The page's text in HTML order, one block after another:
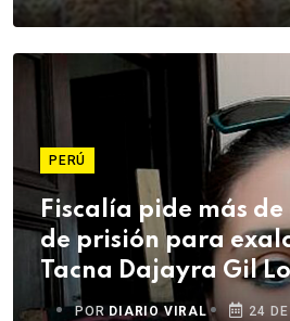
PERÚ
Fiscalía pide más de
de prisión para
Tacna Dajayra Gil
POR DIARIO VIRAL 24